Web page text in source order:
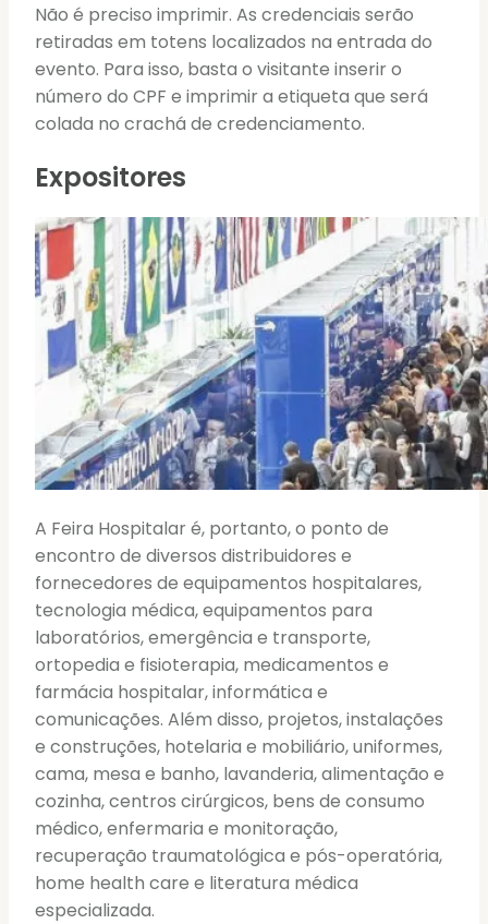
Não é preciso imprimir. As credenciais serão
retiradas em totens localizados na entrada do
evento. Para isso, basta o visitante inserir o
número do CPF e imprimir a etiqueta que será
colada no crachá de credenciamento.
Expositores
A Feira Hospitalar é, portanto, o ponto de
encontro de diversos distribuidores e
fornecedores de equipamentos hospitalares,
tecnologia médica, equipamentos para
laboratórios, emergência e transporte,
ortopedia e fisioterapia, medicamentos e
farmácia hospitalar, informática e
comunicações. Além disso, projetos, instalações
e construções, hotelaria e mobiliário, uniformes,
cama, mesa e banho, lavanderia, alimentação e
cozinha, centros cirúrgicos, bens de consumo
médico, enfermaria e monitoração,
recuperação traumatológica e pós-operatória,
home health care e literatura médica
especializada.